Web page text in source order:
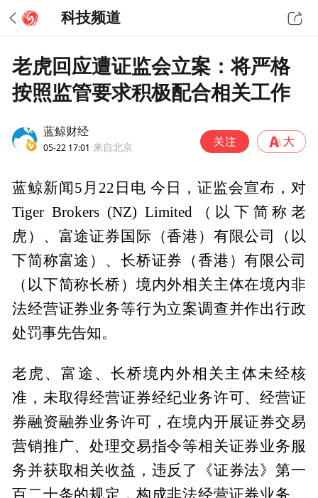
科技频道
老虎回应遭证监会立案：将严格
按照监管要求积极配合相关工作
蓝鲸财经
05-22 17:01 来自北京
蓝鲸新闻5月22日电 今日，证监会宣布，对
Tiger Brokers (NZ) Limited（以下简称老
虎）、富途证券国际（香港）有限公司（以
下简称富途）、长桥证券（香港）有限公司
（以下简称长桥）境内外相关主体在境内非
法经营证券业务等行为立案调查并作出行政
处罚事先告知。
老虎、富途、长桥境内外相关主体未经核
准，未取得经营证券经纪业务许可、经营证
券融资融券业务许可，在境内开展证券交易
营销推广、处理交易指令等相关证券业务服
务并获取相关收益，违反了《证券法》第一
百二十条的规定，构成非法经营证券业务。